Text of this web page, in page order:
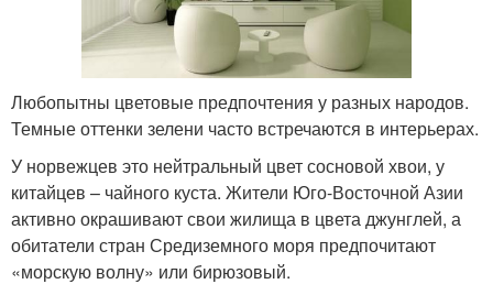
Любопытны цветовые предпочтения у разных народов.
Темные оттенки зелени часто встречаются в интерьерах.
У норвежцев это нейтральный цвет сосновой хвои, у
китайцев – чайного куста. Жители Юго-Восточной Азии
активно окрашивают свои жилища в цвета джунглей, а
обитатели стран Средиземного моря предпочитают
«морскую волну» или бирюзовый.